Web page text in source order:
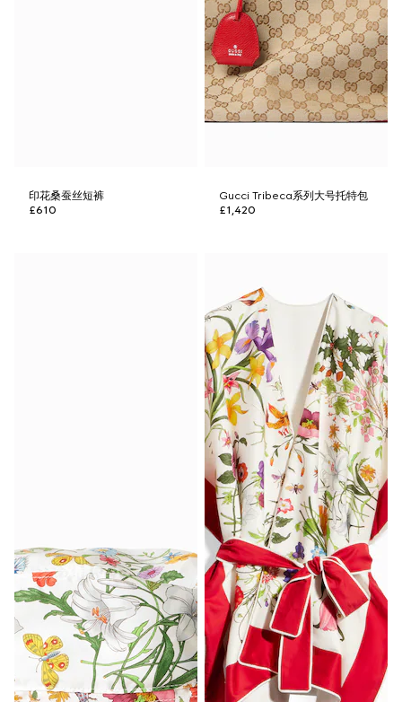
印花桑蚕丝短裤
£610
Gucci Tribeca系列大号托特包
£1,420